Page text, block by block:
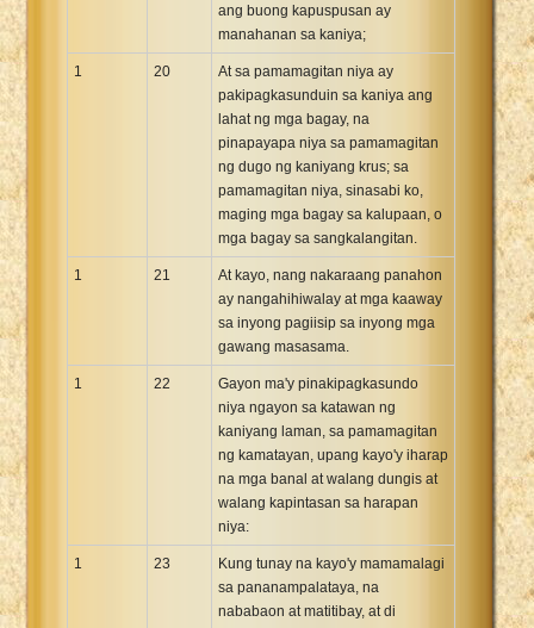
ang buong kapuspusan ay
manahanan sa kaniya;
1 20
At sa pamamagitan niya ay
pakipagkasunduin sa kaniya ang
lahat ng mga bagay, na
pinapayapa niya sa pamamagitan
ng dugo ng kaniyang krus; sa
pamamagitan niya, sinasabi ko,
maging mga bagay sa kalupaan, o
mga bagay sa sangkalangitan.
1 21
At kayo, nang nakaraang panahon
ay nangahihiwalay at mga kaaway
sa inyong pagiisip sa inyong mga
gawang masasama.
1 22
Gayon ma'y pinakipagkasundo
niya ngayon sa katawan ng
kaniyang laman, sa pamamagitan
ng kamatayan, upang kayo'y iharap
na mga banal at walang dungis at
walang kapintasan sa harapan
niya:
1 23
Kung tunay na kayo'y mamamalagi
sa pananampalataya, na
nababaon at matitibay, at di